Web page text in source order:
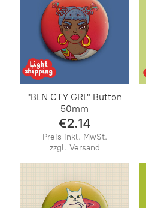
"BLN CTY GRL" Button
50mm
€2.14
Preis inkl. MwSt.
zzgl. Versand